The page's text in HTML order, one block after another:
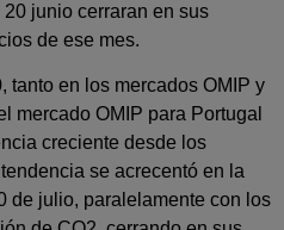
junio cerraran en sus
de ese mes.
tanto en los mercados OMIP y
mercado OMIP para Portugal
creciente desde los
se acrecentó en la
de julio, paralelamente con los